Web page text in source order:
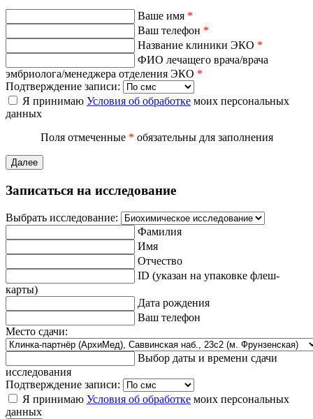
Ваше имя *
Ваш телефон *
Название клиники ЭКО *
ФИО лечащего врача/врача
эмбриолога/менеджера отделения ЭКО *
Подтверждение записи:
Я принимаю Условия об обработке моих персональных
данных
Поля отмеченные * обязательны для заполнения
Далее
Записаться на исследование
Выбрать исследование:
Фамилия
Имя
Отчество
ID (указан на упаковке флеш-
карты)
Дата рождения
Ваш телефон
Место сдачи:
Выбор даты и времени сдачи
исследования
Подтверждение записи:
Я принимаю Условия об обработке моих персональных
данных